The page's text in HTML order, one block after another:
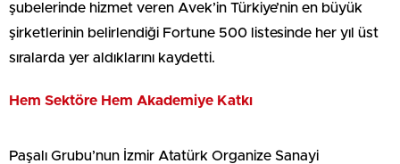
şubelerinde hizmet veren Avek’in Türkiye’nin en büyük
şirketlerinin belirlendiği Fortune 500 listesinde her yıl üst
sıralarda yer aldıklarını kaydetti.
Hem Sektöre Hem Akademiye Katkı
Paşalı Grubu’nun İzmir Atatürk Organize Sanayi